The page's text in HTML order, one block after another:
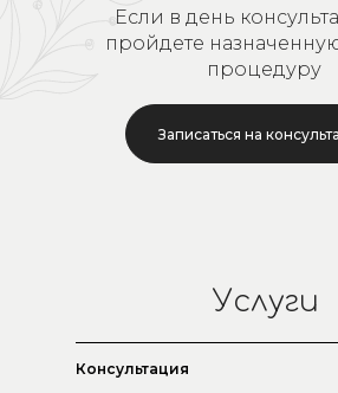
Записаться на
Если в день
пройдете
процедуру
Услуги
Консультация